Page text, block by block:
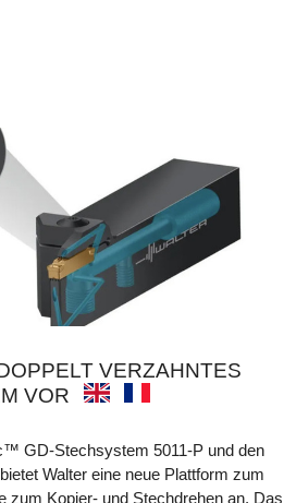
VERZAHNTES
VOR
GD-Stechsystem 5011-P und den
Walter eine neue Plattform zum
zum Kopier- und Stechdrehen an. Das